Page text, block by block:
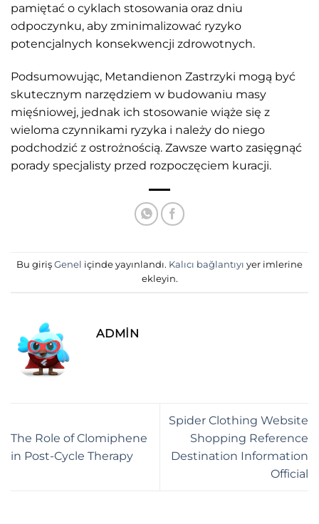
pamiętać o cyklach stosowania oraz dniu
odpoczynku, aby zminimalizować ryzyko
potencjalnych konsekwencji zdrowotnych.
Podsumowując, Metandienon Zastrzyki mogą być
skutecznym narzędziem w budowaniu masy
mięśniowej, jednak ich stosowanie wiąże się z
wieloma czynnikami ryzyka i należy do niego
podchodzić z ostrożnością. Zawsze warto zasięgnąć
porady specjalisty przed rozpoczęciem kuracji.
Bu giriş Genel içinde yayınlandı. Kalıcı bağlantıyı yer imlerine
ekleyin.
ADMIN
The Role of Clomiphene
in Post-Cycle Therapy
Spider Clothing Website
Shopping Reference
Destination Information
Official